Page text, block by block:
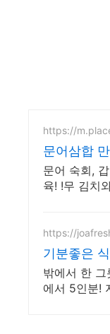
https://
문어삼합
삼합.가야
문어 숙회,
육! !무 김치
https://
기분좋은
프레쉬 1인
면특가
밖에서 한 그
에서 5인분!